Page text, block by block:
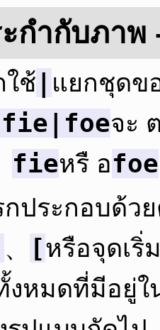
กํากับภาพ
ช้
แยกชุดข
จะ
fieหรื อfoe
กประกอบด้
、 [หรือจุดเริ่
งหมดที่มีอยู่